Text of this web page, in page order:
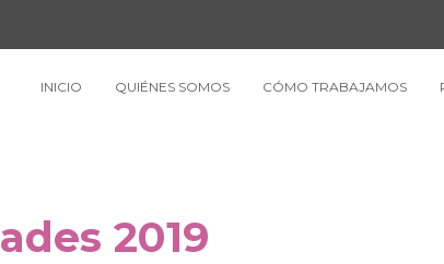
INICIO QUIÉNES SOMOS CÓMO TRABAJAMOS
2019